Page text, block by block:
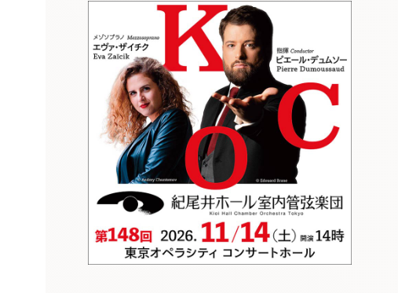
ぶらあぼブラス！
フォルテピアノ・オデッセイ